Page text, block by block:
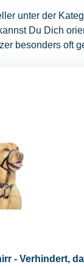
unter der
Du Dich
besonders oft
- Verhindert,